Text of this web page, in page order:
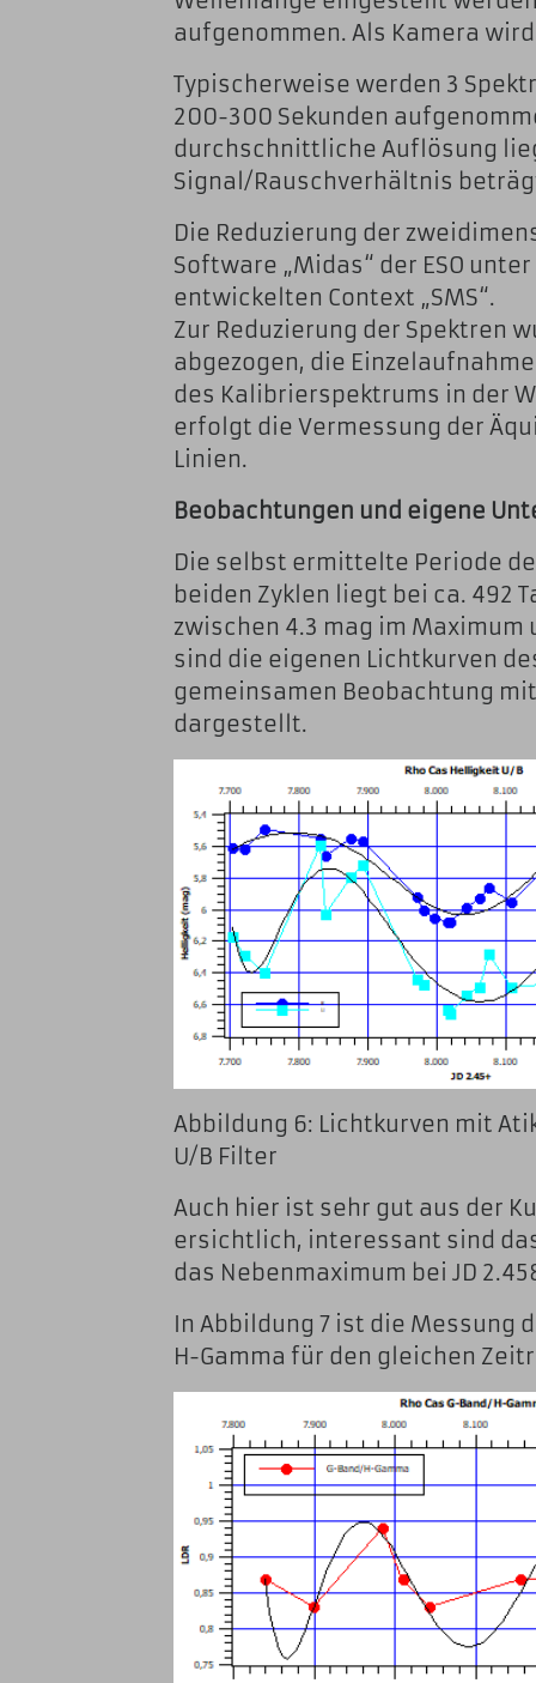
aufgenommen. Als Kamera
Typischerweise werden 3
200-300 Sekunden
durchschnittliche Auflösung
Signal/Rauschverhältnis
Die Reduzierung der
Software „Midas“ der ESO
entwickelten Context „SMS“.
Zur Reduzierung der Spektren
abgezogen, die
des Kalibrierspektrums in der
erfolgt die Vermessung der
Linien.
Beobachtungen und eigene
Die selbst ermittelte Periode
beiden Zyklen liegt bei ca. 492
zwischen 4.3 mag im Maximum
sind die eigenen Lichtkurven
gemeinsamen Beobachtung
dargestellt.
Abbildung 6: Lichtkurven mit
U/B Filter
Auch hier ist sehr gut aus der
ersichtlich, interessant sind
das Nebenmaximum bei JD
In Abbildung 7 ist die Messung
H-Gamma für den gleichen